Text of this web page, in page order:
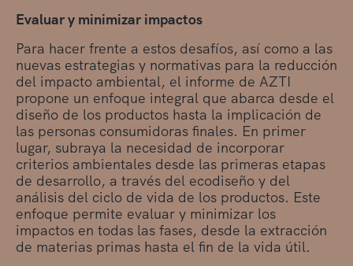
Evaluar y minimizar impactos
Para hacer frente a estos desafíos, así como a las
nuevas estrategias y normativas para la reducción
del impacto ambiental, el informe de AZTI
propone un enfoque integral que abarca desde el
diseño de los productos hasta la implicación de
las personas consumidoras finales. En primer
lugar, subraya la necesidad de incorporar
criterios ambientales desde las primeras etapas
de desarrollo, a través del ecodiseño y del
análisis del ciclo de vida de los productos. Este
enfoque permite evaluar y minimizar los
impactos en todas las fases, desde la extracción
de materias primas hasta el fin de la vida útil.